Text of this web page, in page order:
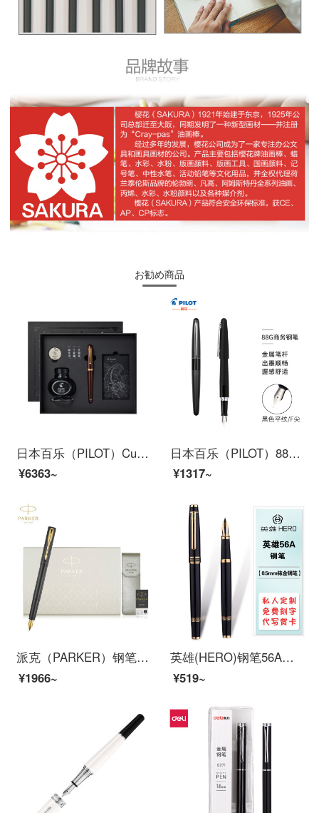
お勧め商品
日本百乐（PILOT）Custom74贵客钢笔套装 书法练字签名钢笔 商务钢笔送礼盒套装 FKK1000R F尖 深红
¥6363~
日本百乐（PILOT）88G钢笔学生书法练字笔 商务签字笔（含旋转上墨器）金属笔杆 黑色平纹 F尖
¥1317~
派克（PARKER）钢笔礼盒 威雅XL经典黑金夹墨水笔+笔套礼盒
¥1966~
英雄(HERO)钢笔56A弯尖书法美工笔学生用练字书写商务办公铱金钢笔礼盒装节日送礼企业订制免费免费 0.5mm直尖铱金笔
¥519~